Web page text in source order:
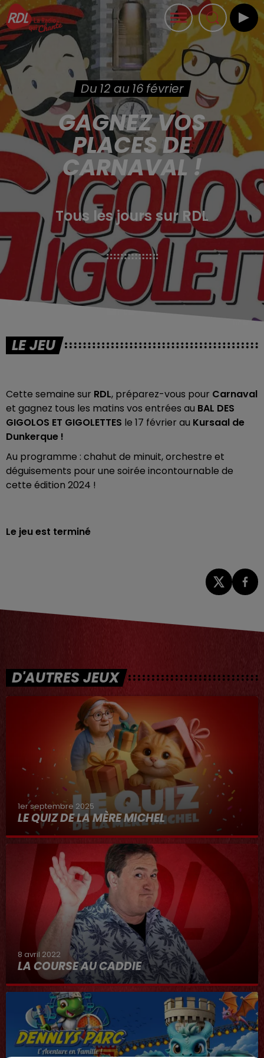
Du 12 au 16 février
GAGNEZ VOS
PLACES DE
CARNAVAL !
Tous les jours sur RDL
LE JEU
Cette semaine sur RDL, préparez-vous pour Carnaval
et gagnez tous les matins vos entrées au BAL DES
GIGOLOS ET GIGOLETTES le 17 février au Kursaal de
Dunkerque !
Au programme : chahut de minuit, orchestre et
déguisements pour une soirée incontournable de
cette édition 2024 !
Le jeu est terminé
D'AUTRES JEUX
1er septembre 2025
LE QUIZ DE LA MÈRE MICHEL
8 avril 2022
LA COURSE AU CADDIE